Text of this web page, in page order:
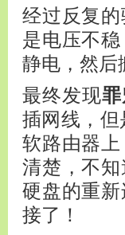
经过反复
是电压不
静电，然后
最终发现
插网线，但
软路由器
清楚，不
硬盘的重
接了！